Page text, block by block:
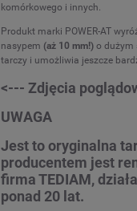
komórkowego i innych.
Produkt marki POWER-AT
nasypem (aż 10 mm!)o dużym
tarczy i umożliwia jeszcze
<--- Zdjęcia
UWAGA
Jest to oryginalna
producentem jest
firma TEDIAM,
ponad 20 lat.